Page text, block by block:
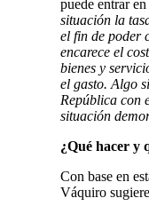
puede entrar
situación la
el fin de poder
encarece el
bienes y
el gasto. Algo
República con
situación
¿Qué hacer y
Con base en
Váquiro